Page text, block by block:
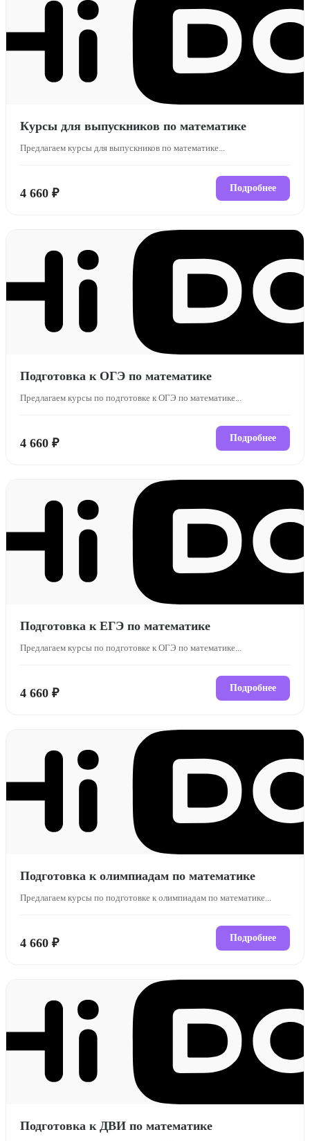
Курсы для выпускников по математике
Предлагаем курсы для выпускников по математике...
4 660 ₽ Подробнее
Подготовка к ОГЭ по математике
Предлагаем курсы по подготовке к ОГЭ по математике...
4 660 ₽ Подробнее
Подготовка к ЕГЭ по математике
Предлагаем курсы по подготовке к ОГЭ по математике...
4 660 ₽ Подробнее
Подготовка к олимпиадам по математике
Предлагаем курсы по подготовке к олимпиадам по математике...
4 660 ₽ Подробнее
Подготовка к ДВИ по математике